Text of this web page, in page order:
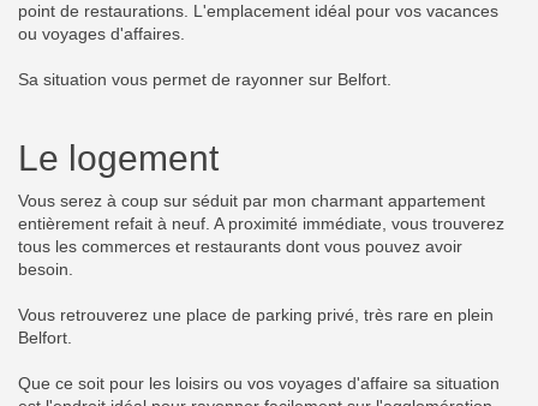
point de restaurations. L'emplacement idéal pour vos vacances
ou voyages d'affaires.
Sa situation vous permet de rayonner sur Belfort.
Le logement
Vous serez à coup sur séduit par mon charmant appartement
entièrement refait à neuf. A proximité immédiate, vous trouverez
tous les commerces et restaurants dont vous pouvez avoir
besoin.
Vous retrouverez une place de parking privé, très rare en plein
Belfort.
Que ce soit pour les loisirs ou vos voyages d'affaire sa situation